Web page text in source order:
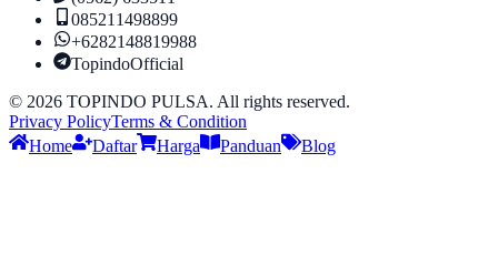
085211498899
+6282148819988
TopindoOfficial
© 2026 TOPINDO PULSA. All rights reserved.
Privacy PolicyTerms & Condition
Home
Daftar Harga Panduan Blog